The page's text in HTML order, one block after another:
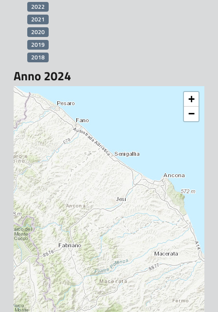
2022
2021
2020
2019
2018
Anno 2024
+
−